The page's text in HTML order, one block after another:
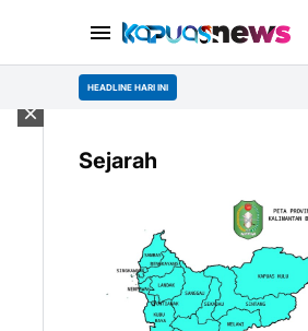
HEADLINE HARI INI
Sejarah